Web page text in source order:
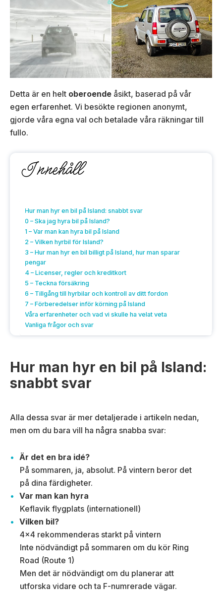
Detta är en helt oberoende åsikt, baserad på vår
egen erfarenhet. Vi besökte regionen anonymt,
gjorde våra egna val och betalade våra räkningar till
fullo.
Innehåll
Hur man hyr en bil på Island: snabbt svar
0 – Ska jag hyra bil på Island?
1 – Var man kan hyra bil på Island
2 – Vilken hyrbil för Island?
3 – Hur man hyr en bil billigt på Island, hur man sparar
pengar
4 – Licenser, regler och kreditkort
5 – Teckna försäkring
6 – Tillgång till hyrbilar och kontroll av ditt fordon
7 – Förberedelser inför körning på Island
Våra erfarenheter och vad vi skulle ha velat veta
Vanliga frågor och svar
Hur man hyr en bil på Island:
snabbt svar
Alla dessa svar är mer detaljerade i artikeln nedan,
men om du bara vill ha några snabba svar:
Är det en bra idé?
På sommaren, ja, absolut. På vintern beror det
på dina färdigheter.
Var man kan hyra
Keflavik flygplats (internationell)
Vilken bil?
4×4 rekommenderas starkt på vintern
Inte nödvändigt på sommaren om du kör Ring
Road (Route 1)
Men det är nödvändigt om du planerar att
utforska vidare och ta F-numrerade vägar.